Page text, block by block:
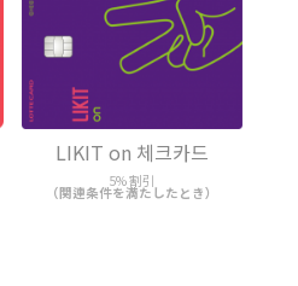
LIKIT on 체크카드
5% 割引
（関連条件を満たしたとき）